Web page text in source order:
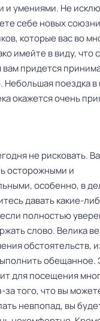
и умениями. Не
себе новых
которые вас во
имейте в виду, что
придется
Небольшая поездка в
окажется очень
не рисковать.
осторожными и
особенно, в
давать какие-
полностью
слово. Велика
обстоятельств,
обещанное.
для посещения
того, что вы
невпопад, вы